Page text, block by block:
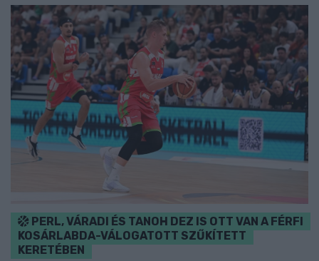
PERL, VÁRADI ÉS TANOH DEZ IS OTT VAN A FÉRFI
KOSÁRLABDA-VÁLOGATOTT SZŰKÍTETT
KERETÉBEN